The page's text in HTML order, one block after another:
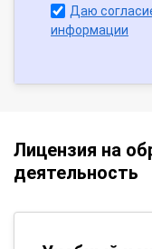
Даю
информации
Лицензия на
деятельность